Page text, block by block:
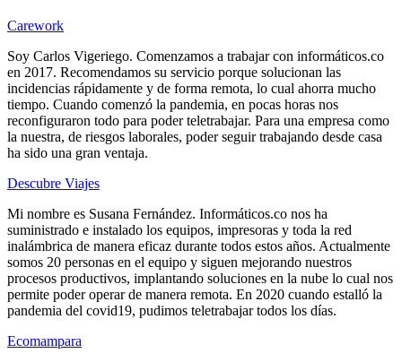
Carework
Soy Carlos Vigeriego. Comenzamos a trabajar con informáticos.co
en 2017. Recomendamos su servicio porque solucionan las
incidencias rápidamente y de forma remota, lo cual ahorra mucho
tiempo. Cuando comenzó la pandemia, en pocas horas nos
reconfiguraron todo para poder teletrabajar. Para una empresa como
la nuestra, de riesgos laborales, poder seguir trabajando desde casa
ha sido una gran ventaja.
Descubre Viajes
Mi nombre es Susana Fernández. Informáticos.co nos ha
suministrado e instalado los equipos, impresoras y toda la red
inalámbrica de manera eficaz durante todos estos años. Actualmente
somos 20 personas en el equipo y siguen mejorando nuestros
procesos productivos, implantando soluciones en la nube lo cual nos
permite poder operar de manera remota. En 2020 cuando estalló la
pandemia del covid19, pudimos teletrabajar todos los días.
Ecomampara